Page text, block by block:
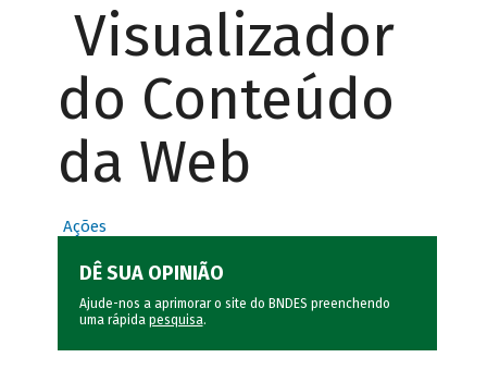
Visualizador
do Conteúdo
da Web
Ações
DÊ SUA OPINIÃO
Ajude-nos a aprimorar o site do BNDES preenchendo
uma rápida pesquisa.